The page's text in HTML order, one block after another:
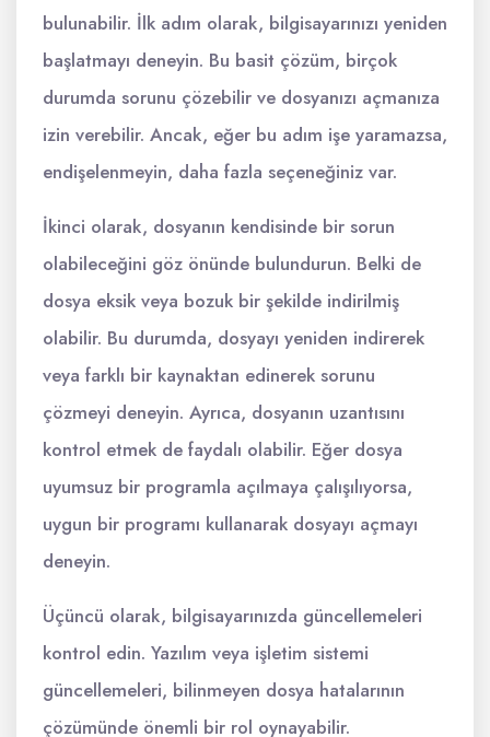
bulunabilir. İlk adım olarak, bilgisayarınızı yeniden
başlatmayı deneyin. Bu basit çözüm, birçok
durumda sorunu çözebilir ve dosyanızı açmanıza
izin verebilir. Ancak, eğer bu adım işe yaramazsa,
endişelenmeyin, daha fazla seçeneğiniz var.
İkinci olarak, dosyanın kendisinde bir sorun
olabileceğini göz önünde bulundurun. Belki de
dosya eksik veya bozuk bir şekilde indirilmiş
olabilir. Bu durumda, dosyayı yeniden indirerek
veya farklı bir kaynaktan edinerek sorunu
çözmeyi deneyin. Ayrıca, dosyanın uzantısını
kontrol etmek de faydalı olabilir. Eğer dosya
uyumsuz bir programla açılmaya çalışılıyorsa,
uygun bir programı kullanarak dosyayı açmayı
deneyin.
Üçüncü olarak, bilgisayarınızda güncellemeleri
kontrol edin. Yazılım veya işletim sistemi
güncellemeleri, bilinmeyen dosya hatalarının
çözümünde önemli bir rol oynayabilir.